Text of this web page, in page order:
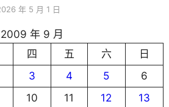
年 5 月 1 日
2009 年 9 月
四 五 六
日
3 4 5
6
10 11 12
13